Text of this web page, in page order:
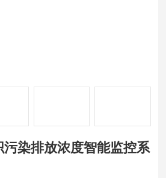
染排放浓度智能监控系